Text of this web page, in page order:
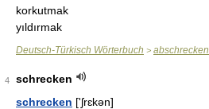
korkutmak
yıldırmak
Deutsch-Türkisch Wörterbuch > abschrecken
4
schrecken
schrecken ['ʃrɛkən]